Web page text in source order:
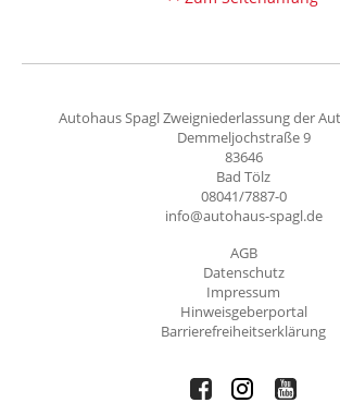
Autohaus Spagl Zweigniederlassung der
Demmeljochstraße 9
83646
Bad Tölz
08041/7887-0
info@autohaus-spagl.de
AGB
Datenschutz
Impressum
Hinweisgeberportal
Barrierefreiheitserklärung